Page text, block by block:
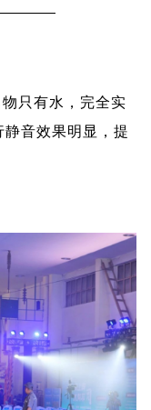
只有水，完全实
音效果明显，提